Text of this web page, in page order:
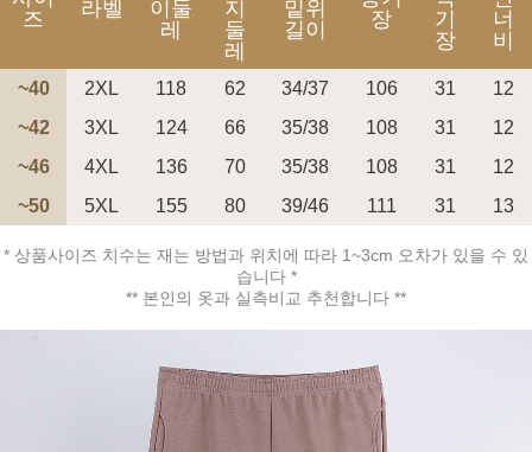
페이코 ID로 페
PAYCO 바로구매
즈
라벨
이둘
레
지
둘
레
밑위
길이
장
기
장
너
비
~40 2XL 118 62 34/37 106 31
12
~42
3XL 124 66 35/38 108 31
12
~46
4XL 136 70 35/38 108 31
12
~50
5XL 155 80 39/46 111 31 13
* 상품사이즈 치수는 재는 방법과 위치에 따라 1~3cm 오차가 있을 수 있
습니다 *
** 본인의 옷과 실측비교 추천합니다 **